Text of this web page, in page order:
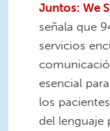
Juntos: We
señala que
servicios
esencial
los
del lenguaje